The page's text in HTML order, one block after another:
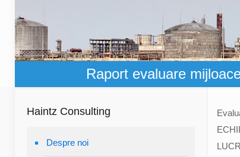
Raport evaluare
Haintz Consulting
Despre noi